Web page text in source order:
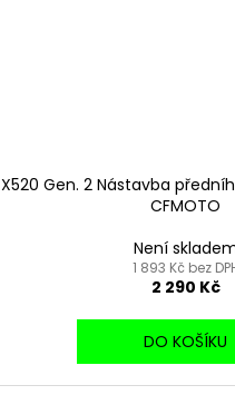
X520 Gen. 2 Nástavba
CFMOTO
Není
1 893 Kč bez
2 290 Kč
DO KOŠÍKU